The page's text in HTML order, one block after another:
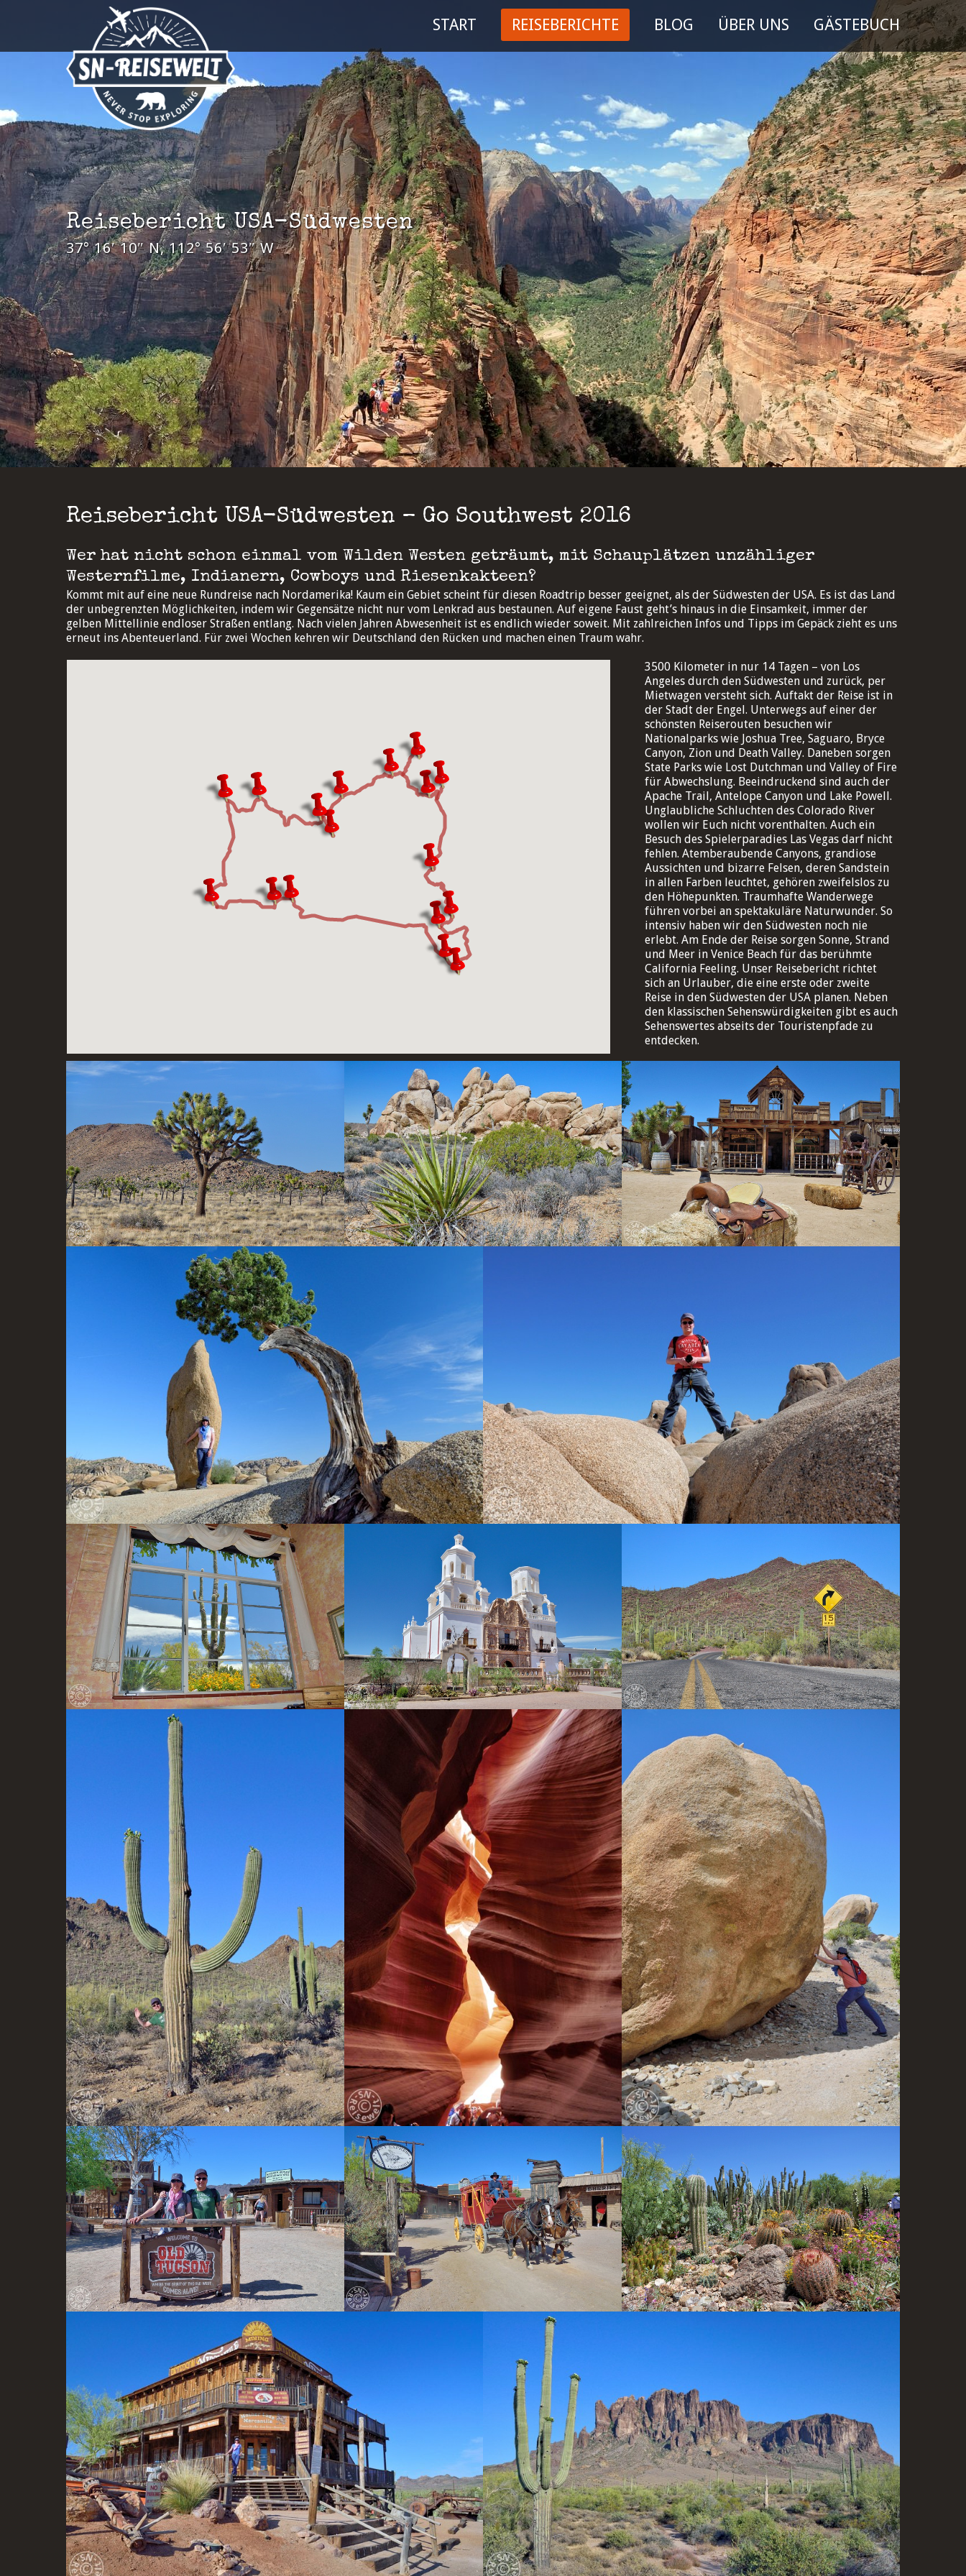
Der Eintrag "offcanvas-col1"
existiert leider nicht.
existiert leider nicht.
Der Eintrag "offcanvas-col3"
Der Eintrag "offcanvas-col4"
START REISEBERICHTE BLOG ÜBER UNS GÄSTEBUCH
Reisebericht USA-Südwesten
37° 16′ 10″ N, 112° 56′ 53″ W
Reisebericht USA-Südwesten – Go Southwest 2016
Wer hat nicht schon einmal vom Wilden Westen geträumt, mit Schauplätzen unzähliger
Westernfilme, Indianern, Cowboys und Riesenkakteen?
Kommt mit auf eine neue Rundreise nach Nordamerika! Kaum ein Gebiet scheint für diesen Roadtrip besser geeignet, als der Südwesten der USA. Es ist das Land
der unbegrenzten Möglichkeiten, indem wir Gegensätze nicht nur vom Lenkrad aus bestaunen. Auf eigene Faust geht’s hinaus in die Einsamkeit, immer der
gelben Mittellinie endloser Straßen entlang. Nach vielen Jahren Abwesenheit ist es endlich wieder soweit. Mit zahlreichen Infos und Tipps im Gepäck zieht es uns
erneut ins Abenteuerland. Für zwei Wochen kehren wir Deutschland den Rücken und machen einen Traum wahr.
3500 Kilometer in nur 14 Tagen – von Los
Angeles durch den Südwesten und zurück, per
Mietwagen versteht sich. Auftakt der Reise ist in
der Stadt der Engel. Unterwegs auf einer der
schönsten Reiserouten besuchen wir
Nationalparks wie Joshua Tree, Saguaro, Bryce
Canyon, Zion und Death Valley. Daneben sorgen
State Parks wie Lost Dutchman und Valley of Fire
für Abwechslung. Beeindruckend sind auch der
Apache Trail, Antelope Canyon und Lake Powell.
Unglaubliche Schluchten des Colorado River
wollen wir Euch nicht vorenthalten. Auch ein
Besuch des Spielerparadies Las Vegas darf nicht
fehlen. Atemberaubende Canyons, grandiose
Aussichten und bizarre Felsen, deren Sandstein
in allen Farben leuchtet, gehören zweifelslos zu
den Höhepunkten. Traumhafte Wanderwege
führen vorbei an spektakuläre Naturwunder. So
intensiv haben wir den Südwesten noch nie
erlebt. Am Ende der Reise sorgen Sonne, Strand
und Meer in Venice Beach für das berühmte
California Feeling. Unser Reisebericht richtet
sich an Urlauber, die eine erste oder zweite
Reise in den Südwesten der USA planen. Neben
den klassischen Sehenswürdigkeiten gibt es auch
Sehenswertes abseits der Touristenpfade zu
entdecken.